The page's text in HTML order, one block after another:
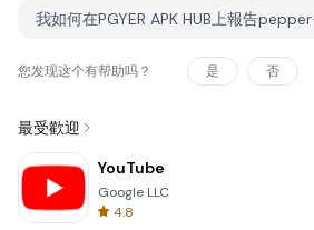
您发现这个有帮助吗？ 是 否
最受歡迎
YouTube
Google LLC
4.8